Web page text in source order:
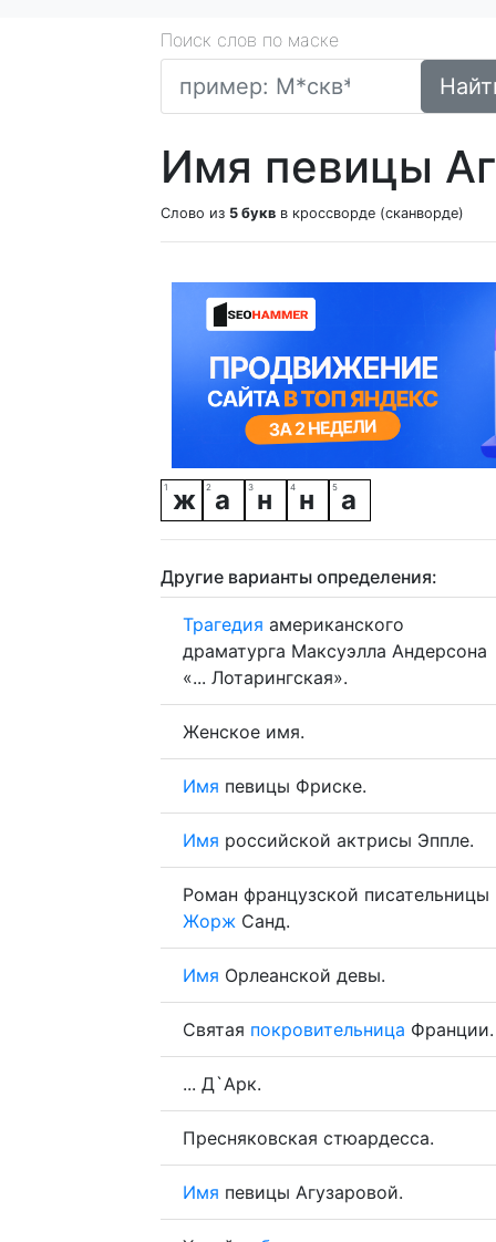
Поиск слов по маске
Имя певицы
Слово из 5 букв в кроссворде (сканворде)
ж а н н а
Другие варианты определения:
Трагедия американского
драматурга Максуэлла Андерсона
«... Лотарингская».
Женское имя.
Имя певицы Фриске.
Имя российской актрисы Эппле.
Роман французской писательницы
Жорж Санд.
Имя Орлеанской девы.
Святая покровительница Франции.
... Д`Арк.
Пресняковская стюардесса.
Имя певицы Агузаровой.